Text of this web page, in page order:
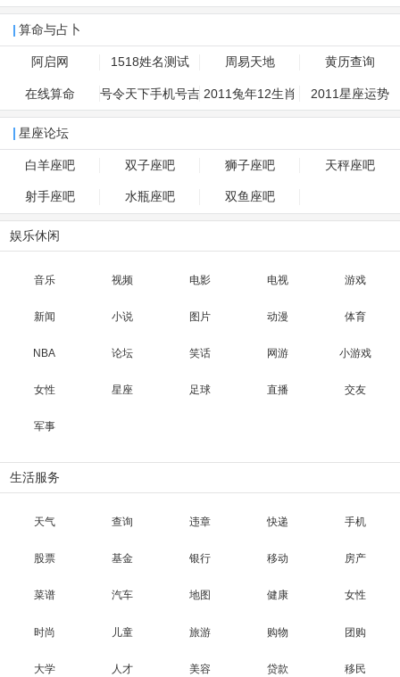
算命与占卜
阿启网 1518姓名测试 周易天地 黄历查询
在线算命 号令天下手机号吉 2011兔年12生肖 2011星座运势
星座论坛
白羊座吧 双子座吧 狮子座吧 天秤座吧
射手座吧 水瓶座吧 双鱼座吧
娱乐休闲
音乐 视频 电影 电视 游戏
新闻 小说 图片 动漫 体育
NBA 论坛 笑话 网游 小游戏
女性 星座 足球 直播 交友
军事
生活服务
天气 查询 违章 快递 手机
股票 基金 银行 移动 房产
菜谱 汽车 地图 健康 女性
时尚 儿童 旅游 购物 团购
大学 人才 美容 贷款 移民